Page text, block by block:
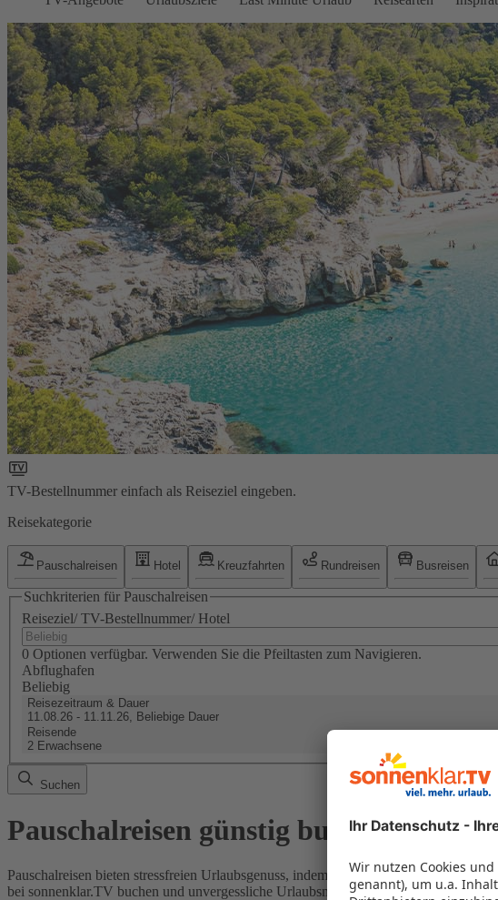
TV-Bestellnummer einfach als Reiseziel eingeben.
Reisekategorie
Pauschalreisen Hotel Kreuzfahrten Rundreisen Busreisen
Suchkriterien für Pauschalreisen
Reiseziel/ TV-Bestellnummer/ Hotel
0 Optionen verfügbar. Verwenden Sie die Pfeiltasten zum Navigieren.
Abflughafen
Beliebig
Reisezeitraum & Dauer
11.08.26 - 11.11.26, Beliebige Dauer
Reisende
2 Erwachsene
Suchen
Pauschalreisen günstig buchen
Pauschalreisen bieten stressfreien Urlaubsgenuss, indem Flug und Hotel in einem
bei sonnenklar.TV buchen und unvergessliche Urlaubsmomente erleben!